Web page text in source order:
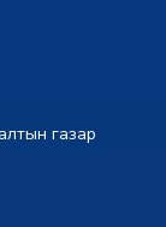
газар